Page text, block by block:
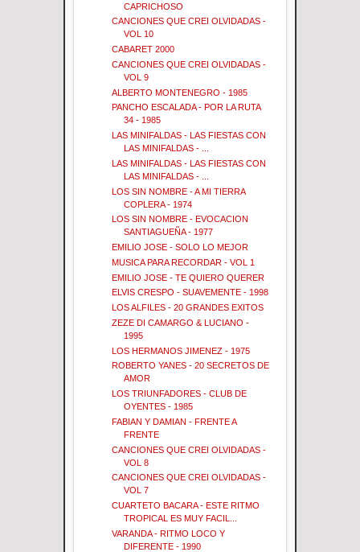
CAPRICHOSO
CANCIONES QUE CREI OLVIDADAS -
VOL 10
CABARET 2000
CANCIONES QUE CREI OLVIDADAS -
VOL 9
ALBERTO MONTENEGRO - 1985
PANCHO ESCALADA - POR LA RUTA
34 - 1985
LAS MINIFALDAS - LAS FIESTAS CON
LAS MINIFALDAS - ...
LAS MINIFALDAS - LAS FIESTAS CON
LAS MINIFALDAS - ...
LOS SIN NOMBRE - A MI TIERRA
COPLERA - 1974
LOS SIN NOMBRE - EVOCACION
SANTIAGUEÑA - 1977
EMILIO JOSE - SOLO LO MEJOR
MUSICA PARA RECORDAR - VOL 1
EMILIO JOSE - TE QUIERO QUERER
ELVIS CRESPO - SUAVEMENTE - 1998
LOS ALFILES - 20 GRANDES EXITOS
ZEZE DI CAMARGO & LUCIANO -
1995
LOS HERMANOS JIMENEZ - 1975
ROBERTO YANES - 20 SECRETOS DE
AMOR
LOS TRIUNFADORES - CLUB DE
OYENTES - 1985
FABIAN Y DAMIAN - FRENTE A
FRENTE
CANCIONES QUE CREI OLVIDADAS -
VOL 8
CANCIONES QUE CREI OLVIDADAS -
VOL 7
CUARTETO BACARA - ESTE RITMO
TROPICAL ES MUY FACIL...
VARANDA - RITMO LOCO Y
DIFERENTE - 1990